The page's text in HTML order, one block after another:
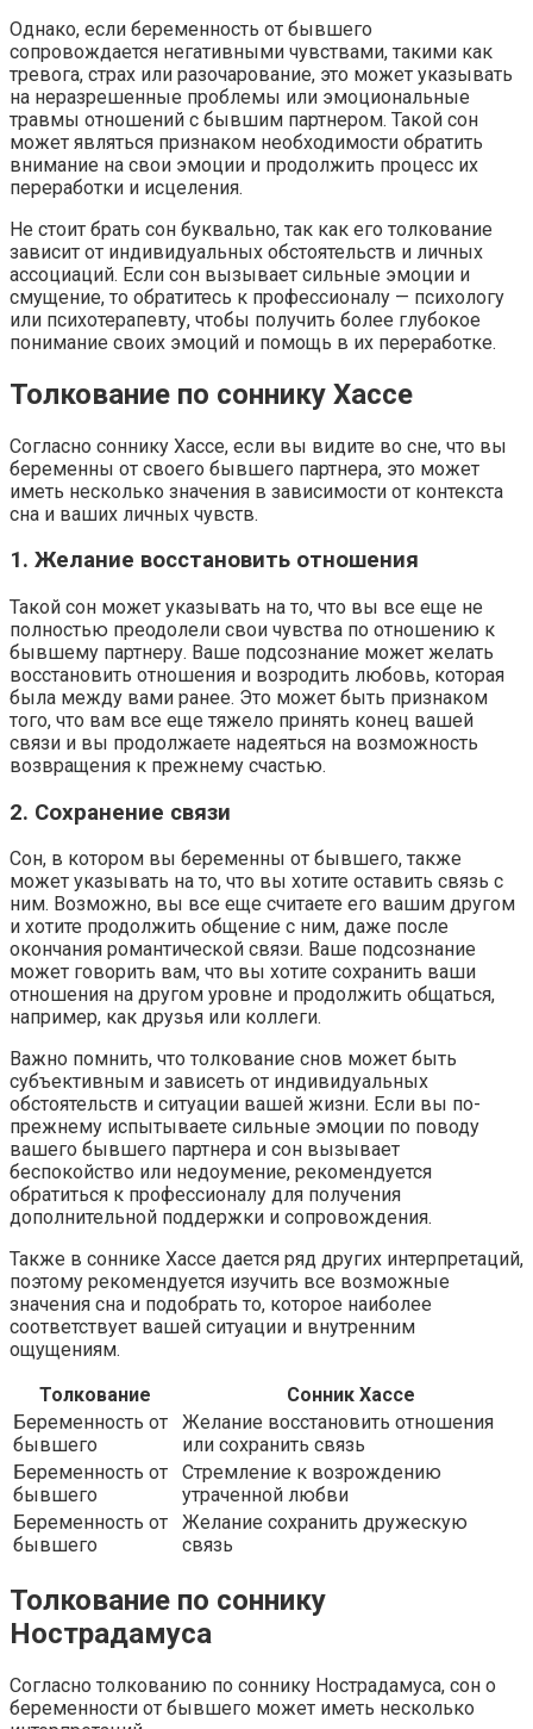
Однако, если беременность от бывшего
сопровождается негативными чувствами, такими как
тревога, страх или разочарование, это может указывать
на неразрешенные проблемы или эмоциональные
травмы отношений с бывшим партнером. Такой сон
может являться признаком необходимости обратить
внимание на свои эмоции и продолжить процесс их
переработки и исцеления.
Не стоит брать сон буквально, так как его толкование
зависит от индивидуальных обстоятельств и личных
ассоциаций. Если сон вызывает сильные эмоции и
смущение, то обратитесь к профессионалу — психологу
или психотерапевту, чтобы получить более глубокое
понимание своих эмоций и помощь в их переработке.
Толкование по соннику Хассе
Согласно соннику Хассе, если вы видите во сне, что вы
беременны от своего бывшего партнера, это может
иметь несколько значения в зависимости от контекста
сна и ваших личных чувств.
1. Желание восстановить отношения
Такой сон может указывать на то, что вы все еще не
полностью преодолели свои чувства по отношению к
бывшему партнеру. Ваше подсознание может желать
восстановить отношения и возродить любовь, которая
была между вами ранее. Это может быть признаком
того, что вам все еще тяжело принять конец вашей
связи и вы продолжаете надеяться на возможность
возвращения к прежнему счастью.
2. Сохранение связи
Сон, в котором вы беременны от бывшего, также
может указывать на то, что вы хотите оставить связь с
ним. Возможно, вы все еще считаете его вашим другом
и хотите продолжить общение с ним, даже после
окончания романтической связи. Ваше подсознание
может говорить вам, что вы хотите сохранить ваши
отношения на другом уровне и продолжить общаться,
например, как друзья или коллеги.
Важно помнить, что толкование снов может быть
субъективным и зависеть от индивидуальных
обстоятельств и ситуации вашей жизни. Если вы по-
прежнему испытываете сильные эмоции по поводу
вашего бывшего партнера и сон вызывает
беспокойство или недоумение, рекомендуется
обратиться к профессионалу для получения
дополнительной поддержки и сопровождения.
Также в соннике Хассе дается ряд других интерпретаций,
поэтому рекомендуется изучить все возможные
значения сна и подобрать то, которое наиболее
соответствует вашей ситуации и внутренним
ощущениям.
Толкование
Сонник Хассе
Беременность от
бывшего
Желание восстановить отношения
или сохранить связь
Беременность от
бывшего
Стремление к возрождению
утраченной любви
Беременность от
бывшего
Желание сохранить дружескую
связь
Толкование по соннику
Нострадамуса
Согласно толкованию по соннику Нострадамуса, сон о
беременности от бывшего может иметь несколько